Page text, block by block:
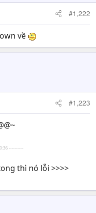
#1,222
về
#1,223
----------
thì nó lỗi >>>>